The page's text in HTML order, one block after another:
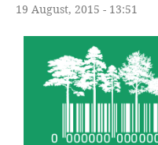
19 August, 2015 - 13:51